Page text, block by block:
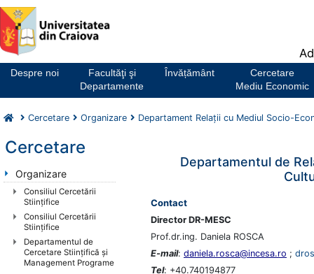
Notă:
Acest
website
un
sistem
accesibilitate.
Despre noi
Facultăţi şi
Departamente
Învățământ
Cercetare
Mediu Economic
Cercetare Organizare Departament Relaţii cu Mediul Socio-
Cercetare
Organizare
Consiliul Cercetării
Stiințifice
Consiliul Cercetării
Stiințifice
Departamentul de
Cercetare Stiințifică și
Management Programe
Departamentul de
Contact
Director DR-MESC
Prof.dr.ing. Daniela ROSCA
E-mail: daniela.rosca@incesa.ro ;
Tel: +40.740194877